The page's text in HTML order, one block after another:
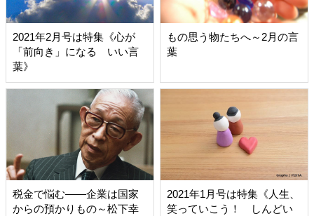
2021年2月号は特集《心が
「前向き」になる いい言
葉》
もの思う物たちへ～2月の言
葉
税金で悩む――企業は国家
からの預かりもの～松下幸
2021年1月号は特集《人生、
笑っていこう！ しんどい